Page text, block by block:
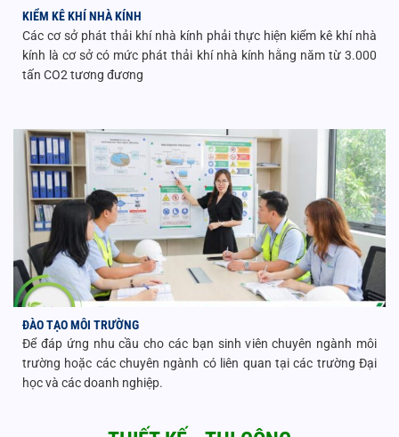
KIỂM KÊ KHÍ NHÀ KÍNH
Các cơ sở phát thải khí nhà kính phải thực hiện kiểm kê khí nhà
kính là cơ sở có mức phát thải khí nhà kính hằng năm từ 3.000
tấn CO2 tương đương
ĐÀO TẠO MÔI TRƯỜNG
Để đáp ứng nhu cầu cho các bạn sinh viên chuyên ngành môi
trường hoặc các chuyên ngành có liên quan tại các trường Đại
học và các doanh nghiệp.